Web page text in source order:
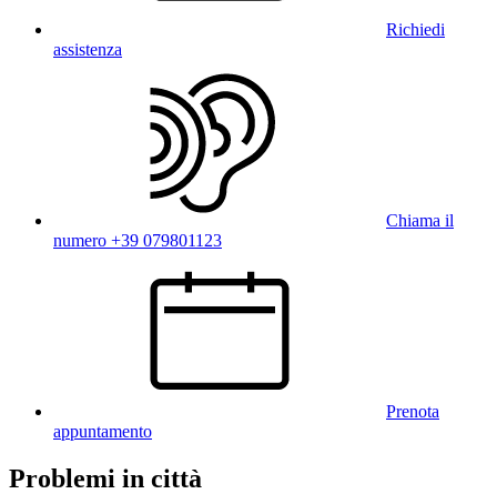
Richiedi
assistenza
Chiama il
numero +39 079801123
Prenota
appuntamento
Problemi in città